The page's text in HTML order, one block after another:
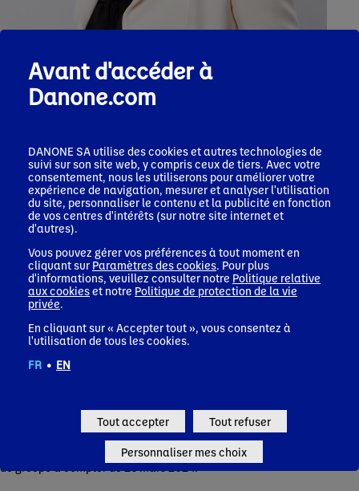
Diplômée d’un master en administration d’entreprise de l’École
Supérieure de Commerce de Reims, Géraldine PICAUD a
débuté sa carrière en 1992 en tant qu’auditrice au sein d’Arthur
Andersen. En 1994, elle intègre le groupe français de chimie de
spécialité Safic Alcan en tant que Directrice du Contrôle de
Gestion et en devient la Directrice Financière en 2002. Elle
rejoint en 2007 le groupe ED&F Man, un négociant en matières
premières agricoles notamment actif dans le café, le sucre et
l’alimentation animale, tout d’abord à Londres en tant que
Head of Corporate Finance
Acquisitions, puis en Suisse en tant que Directrice Financière
de Vocalfe Holdings, le pôle café du groupe. En 2011, elle est
International, groupe coté, membre du CAC 40, leader mondial
et membre de son Comité Exécutif. Le 1er décembre 2023, elle
intègre le groupe SGS, leader mondial du testing de
l’inspection et de la certification en qualité de Directrice
Financière avant d’occuper la fonction de Directrice Générale
du groupe à compter du 26 mars 2024.
Avant d'accéder à
Danone.com
DANONE SA utilise des cookies et autres technologies de
suivi sur son site web, y compris ceux de tiers. Avec votre
consentement, nous les utiliserons pour améliorer votre
expérience de navigation, mesurer et analyser l'utilisation
du site, personnaliser le contenu et la publicité en fonction
de vos centres d'intérêts (sur notre site internet et
d'autres).
Vous pouvez gérer vos préférences à tout moment en
cliquant sur Paramètres des cookies . Pour plus
d'informations, veuillez consulter notre Politique relative
aux cookieset notre Politique de protection de la vie
privée
En cliquant sur « Accepter tout », vous consentez à
l'utilisation de tous les cookies.
FR • EN
Tout accepter Tout refuser
Personnaliser mes choix